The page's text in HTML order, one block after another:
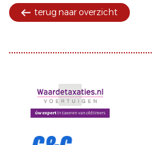
terug naar overzicht